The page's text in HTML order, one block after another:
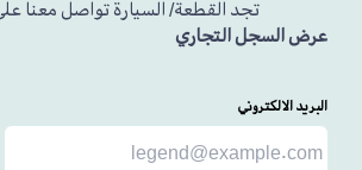
تجد القطعة/ السيارة تواصل معنا
عرض السجل التجاري
البريد الالكتروني